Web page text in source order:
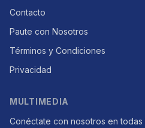
Contacto
Paute con Nosotros
Términos y Condiciones
Privacidad
MULTIMEDIA
Conéctate con nosotros en todas